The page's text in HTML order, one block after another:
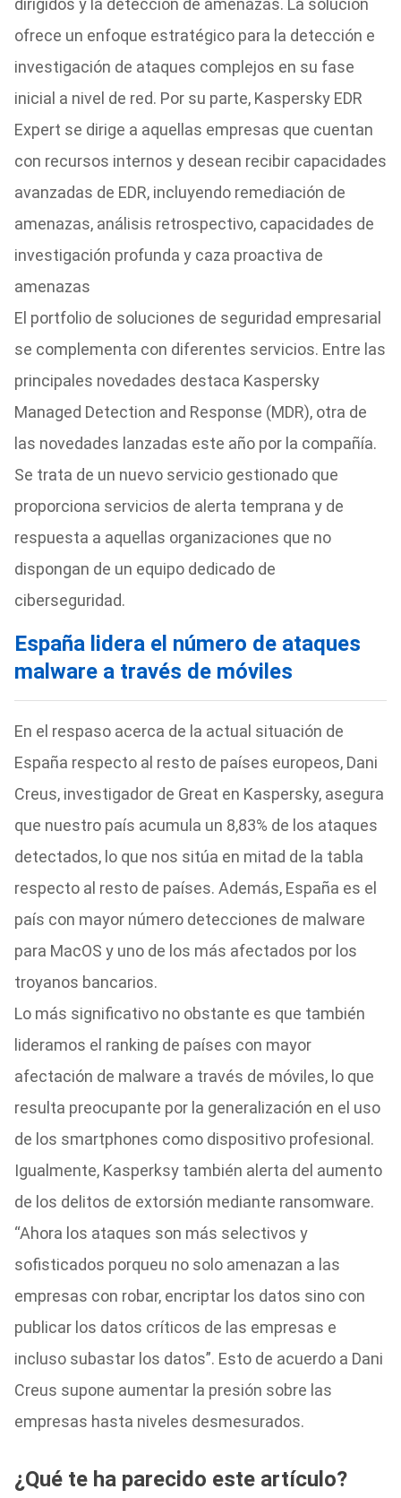
dirigidos y la detección de amenazas. La solución
ofrece un enfoque estratégico para la detección e
investigación de ataques complejos en su fase
inicial a nivel de red. Por su parte, Kaspersky EDR
Expert se dirige a aquellas empresas que cuentan
con recursos internos y desean recibir capacidades
avanzadas de EDR, incluyendo remediación de
amenazas, análisis retrospectivo, capacidades de
investigación profunda y caza proactiva de
amenazas
El portfolio de soluciones de seguridad empresarial
se complementa con diferentes servicios. Entre las
principales novedades destaca Kaspersky
Managed Detection and Response (MDR), otra de
las novedades lanzadas este año por la compañía.
Se trata de un nuevo servicio gestionado que
proporciona servicios de alerta temprana y de
respuesta a aquellas organizaciones que no
dispongan de un equipo dedicado de
ciberseguridad.
España lidera el número de ataques
malware a través de móviles
En el respaso acerca de la actual situación de
España respecto al resto de países europeos, Dani
Creus, investigador de Great en Kaspersky, asegura
que nuestro país acumula un 8,83% de los ataques
detectados, lo que nos sitúa en mitad de la tabla
respecto al resto de países. Además, España es el
país con mayor número detecciones de malware
para MacOS y uno de los más afectados por los
troyanos bancarios.
Lo más significativo no obstante es que también
lideramos el ranking de países con mayor
afectación de malware a través de móviles, lo que
resulta preocupante por la generalización en el uso
de los smartphones como dispositivo profesional.
Igualmente, Kasperksy también alerta del aumento
de los delitos de extorsión mediante ransomware.
“Ahora los ataques son más selectivos y
sofisticados porqueu no solo amenazan a las
empresas con robar, encriptar los datos sino con
publicar los datos críticos de las empresas e
incluso subastar los datos”. Esto de acuerdo a Dani
Creus supone aumentar la presión sobre las
empresas hasta niveles desmesurados.
¿Qué te ha parecido este artículo?